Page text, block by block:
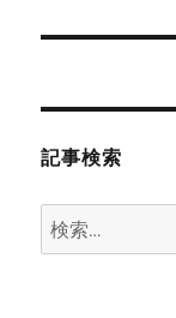
ー
投
記事検索
検
索: